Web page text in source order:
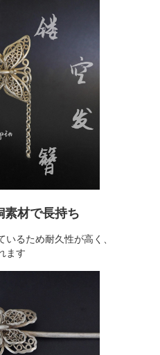
素材で長持ち
るため耐久性が高く、
ます